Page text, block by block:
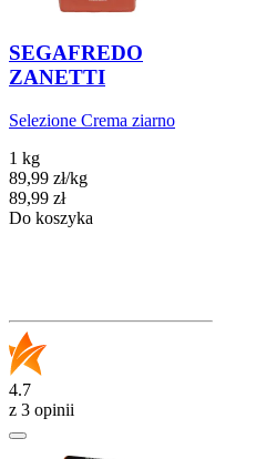
SEGAFREDO
ZANETTI
Selezione Crema ziarno
1 kg
89,99 zł/kg
Cena
89,99 zł
Do koszyka
4.7
z 3 opinii